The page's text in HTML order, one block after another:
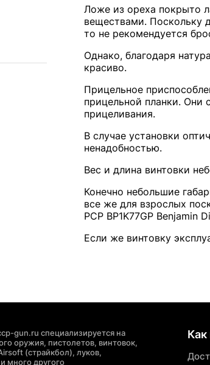
Ложе из ореха покрыто
веществами. Поскольку
то не рекомендуется
Однако, благодаря
красиво.
Прицельное
прицельной планки. Они
прицеливания.
В случае установки
ненадобностью.
Вес и длина винтовки
Конечно небольшие
все же для взрослых
PCP BP1K77GP Benjamin
Если же винтовку
gun.ru специализируется на
оружия, пистолетов, винтовок,
(страйкбол), луков,
много другого
Как